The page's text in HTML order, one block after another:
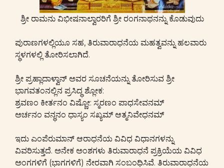
ಶ್ರೀ ರಾಮನು ವಿಭೀಷನಾಲ್ವಾರರಿಗೆ ಶ್ರೀ ರಂಗನಾಥನನ್ನು ಕೊಡುವುದು
ಪುರಾಣಗಳಲ್ಲಿಯೂ ಸಹ, ತಿರುವಾರಾಧನೆಯ ಮಹತ್ವವನ್ನು ಹಲವಾರು
ಸ್ಥಳಗಳಲ್ಲಿ ತೋರಿಸಲಾಗಿದೆ.
ಶ್ರೀ ಪ್ರಹ್ಲಾದಾಳ್ವಾನ್ ಅವರ ಸೂಚನೆಯನ್ನು ತೋರಿಸುವ ಶ್ರೀ
ಭಾಗವತಂನಲ್ಲಿನ ಪ್ರಸಿದ್ಧ ಶ್ಲೋಕ:
ಶ್ರವಣಂ ಕೀರ್ತನಂ ವಿಷ್ಣೋ: ಸ್ಮರಣಂ ಪಾಧಸೇವನಮ್
ಅರ್ಚನಂ ವನ್ಧನಂ ಧಾಸ್ಯಂ ಸಖ್ಯಮ್ ಆತ್ಮನಿವೇಧನಮ್
ಇದು ಎಂಪೆರುಮಾನ್ ಆರಾಧನೆಯ ವಿವಿಧ ವಿಧಾನಗಳನ್ನು
ವಿವರಿಸುತ್ತದೆ. ಅನೇಕ ಅಂಶಗಳು ತಿರುವಾರಾಧನೆ ಪ್ರಕ್ರಿಯೆಯ ವಿವಿಧ
ಅಂಗಗಳಿಗೆ (ಭಾಗಗಳಿಗೆ) ನೇರವಾಗಿ ಸಂಬಂಧಿಸಿವೆ. ತಿರುವಾರಾಧನೆಯ